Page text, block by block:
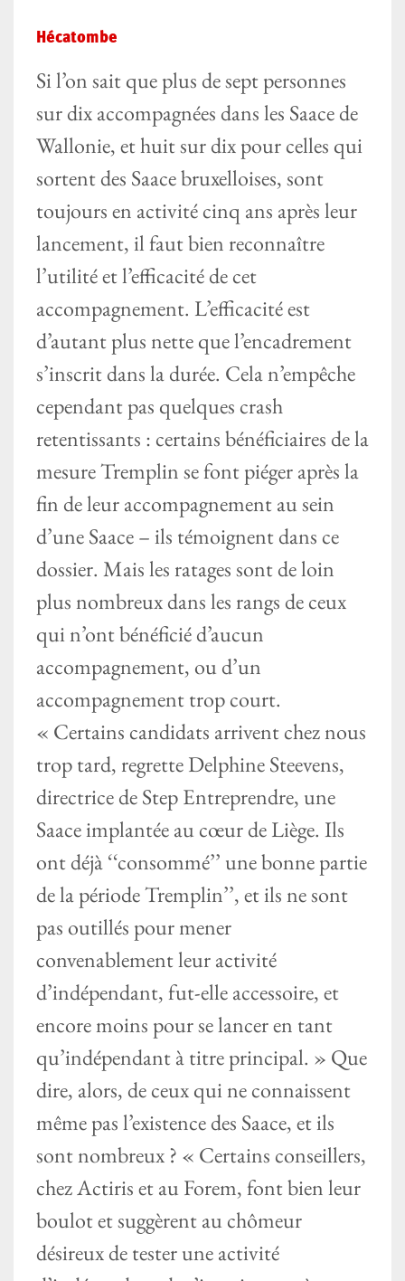
Hécatombe
Si l’on sait que plus de sept personnes
sur dix accompagnées dans les Saace de
Wallonie, et huit sur dix pour celles qui
sortent des Saace bruxelloises, sont
toujours en activité cinq ans après leur
lancement, il faut bien reconnaître
l’utilité et l’efficacité de cet
accompagnement. L’efficacité est
d’autant plus nette que l’encadrement
s’inscrit dans la durée. Cela n’empêche
cependant pas quelques crash
retentissants : certains bénéficiaires de la
mesure Tremplin se font piéger après la
fin de leur accompagnement au sein
d’une Saace – ils témoignent dans ce
dossier. Mais les ratages sont de loin
plus nombreux dans les rangs de ceux
qui n’ont bénéficié d’aucun
accompagnement, ou d’un
accompagnement trop court.
« Certains candidats arrivent chez nous
trop tard, regrette Delphine Steevens,
directrice de Step Entreprendre, une
Saace implantée au cœur de Liège. Ils
ont déjà ‘‘consommé’’ une bonne partie
de la période Tremplin’’, et ils ne sont
pas outillés pour mener
convenablement leur activité
d’indépendant, fut-elle accessoire, et
encore moins pour se lancer en tant
qu’indépendant à titre principal. » Que
dire, alors, de ceux qui ne connaissent
même pas l’existence des Saace, et ils
sont nombreux ? « Certains conseillers,
chez Actiris et au Forem, font bien leur
boulot et suggèrent au chômeur
désireux de tester une activité